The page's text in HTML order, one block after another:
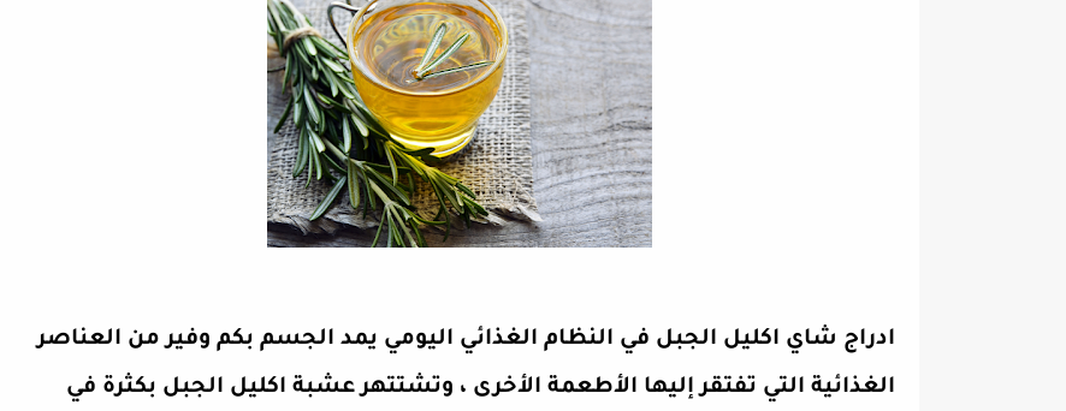
ادراج شاي اكليل الجبل في النظام الغذائي اليومي يمد الجسم بكم وفير من العناصر
الغذائية التي تفتقر إليها الأطعمة الأخرى ، وتشتتهر عشبة اكليل الجبل بكثرة في